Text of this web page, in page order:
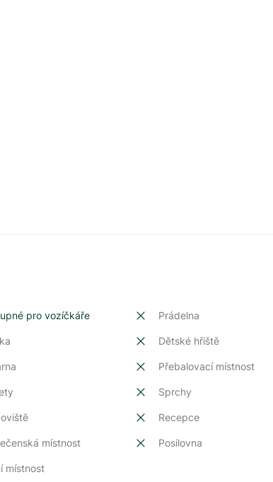
pro vozíčkáře Prádelna
Dětské hřiště
Přebalovací místnost
Sprchy
Recepce
místnost Posilovna
místnost